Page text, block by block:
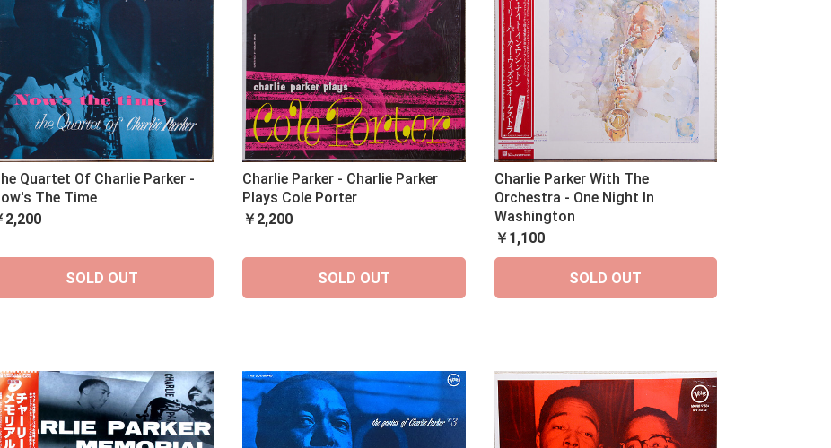
Quartet Of Charlie Parker -
The Time
2,200
SOLD OUT
Charlie Parker - Charlie Parker
Plays Cole Porter
￥2,200
SOLD OUT
Charlie Parker With The
Orchestra - One Night In
Washington
￥1,100
SOLD OUT